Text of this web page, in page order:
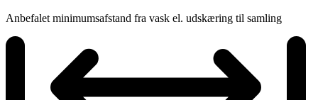
Anbefalet minimumsafstand fra vask el. udskæring til samling